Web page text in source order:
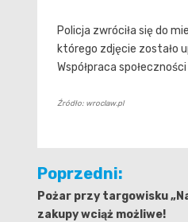
Policja zwróciła się do
którego zdjęcie zostało
Współpraca
Źródło: wroclaw.pl
Nawigacja
wpisu
Poprzedni:
Pożar przy targowisku
zakupy wciąż możliwe!